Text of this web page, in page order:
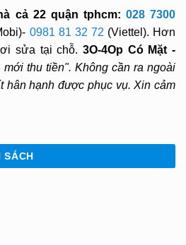
cả 22 quận tphcm: 028 7300
0981 81 32 72 (Viettel). Hơn
sửa tại chỗ. 3O-4Op Có Mặt -
thu tiền". Không cần ra ngoài
hân hạnh được phục vụ. Xin cảm
SÁCH